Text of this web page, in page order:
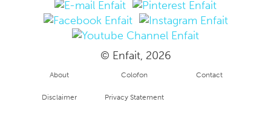
© Enfait, 2026
About Colofon Contact
Disclaimer Privacy Statement